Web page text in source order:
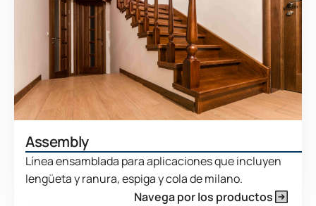
Assembly
Línea ensamblada para aplicaciones que incluyen
lengüeta y ranura, espiga y cola de milano.
Navega por los productos